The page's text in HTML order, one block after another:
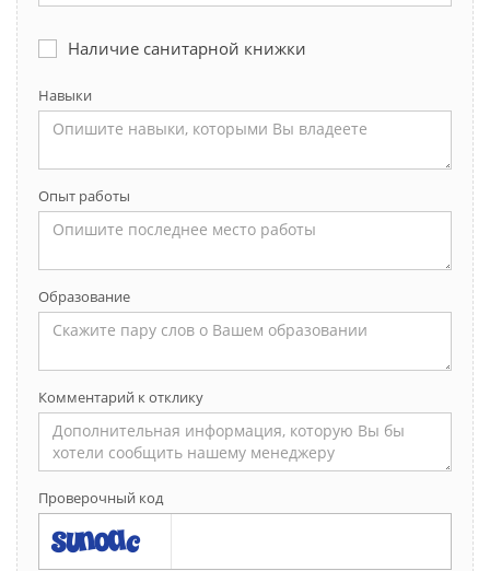
Наличие санитарной книжки
Навыки
Опыт работы
Образование
Комментарий к отклику
Проверочный код